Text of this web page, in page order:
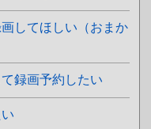
してほしい（おまか
録画予約したい